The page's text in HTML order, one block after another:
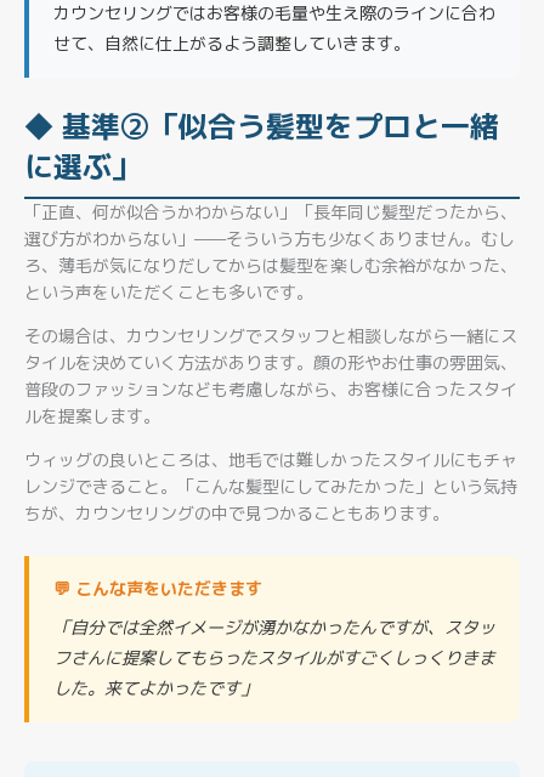
カウンセリングではお客様の毛量や生え際のラインに合わ
せて、自然に仕上がるよう調整していきます。
◆ 基準②「似合う髪型をプロと一緒
に選ぶ」
「正直、何が似合うかわからない」「長年同じ髪型だったから、
選び方がわからない」——そういう方も少なくありません。むし
ろ、薄毛が気になりだしてからは髪型を楽しむ余裕がなかった、
という声をいただくことも多いです。
その場合は、カウンセリングでスタッフと相談しながら一緒にス
タイルを決めていく方法があります。顔の形やお仕事の雰囲気、
普段のファッションなども考慮しながら、お客様に合ったスタイ
ルを提案します。
ウィッグの良いところは、地毛では難しかったスタイルにもチャ
レンジできること。「こんな髪型にしてみたかった」という気持
ちが、カウンセリングの中で見つかることもあります。
💬 こんな声をいただきます
「自分では全然イメージが湧かなかったんですが、スタッ
フさんに提案してもらったスタイルがすごくしっくりきま
した。来てよかったです」